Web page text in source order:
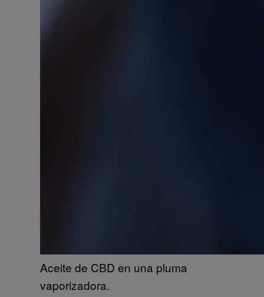
Aceite de CBD en una pluma
vaporizadora.